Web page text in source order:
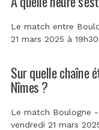
Le match entre
21 mars 2025 à
Sur quelle chaîne
Nîmes ?
Le match Boulogne
vendredi 21 mars